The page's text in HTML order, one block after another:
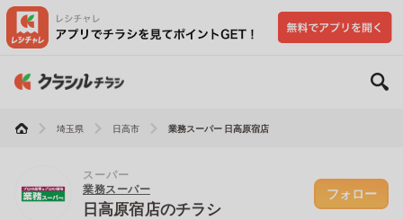
埼玉県 日高市 業務スーパー 日高原宿店
スーパー
業務スーパー
日高原宿店のチラシ
フォロー